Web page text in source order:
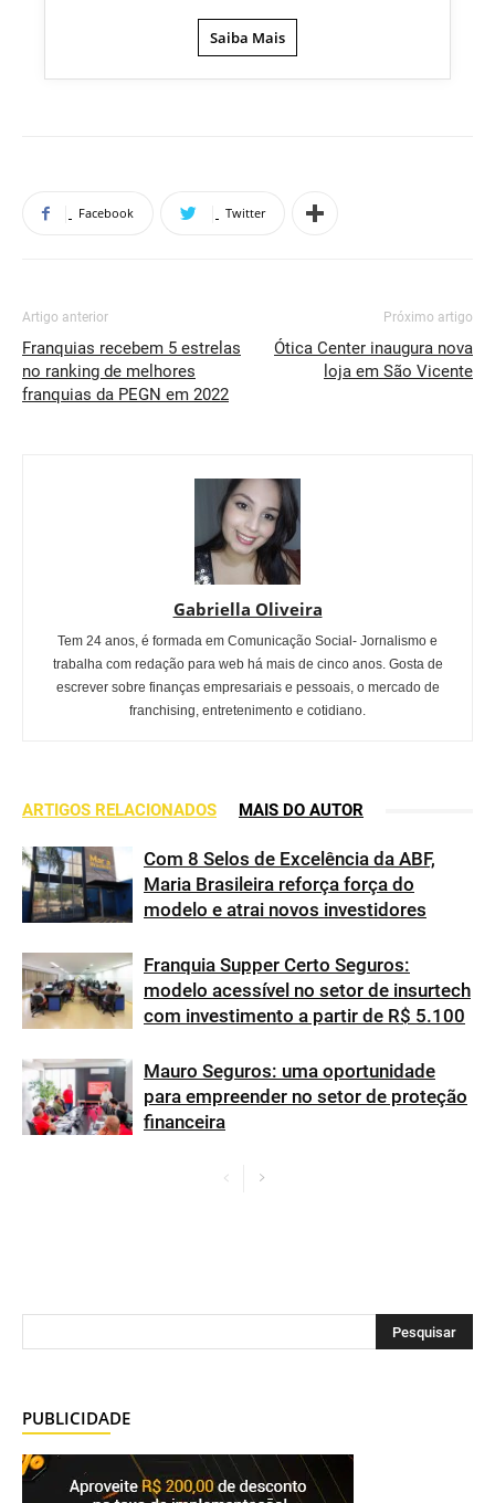
Saiba Mais
Facebook Twitter
Artigo anterior
Franquias recebem 5 estrelas
no ranking de melhores
franquias da PEGN em 2022
Próximo artigo
Ótica Center inaugura nova
loja em São Vicente
Gabriella Oliveira
Tem 24 anos, é formada em Comunicação Social- Jornalismo e
trabalha com redação para web há mais de cinco anos. Gosta de
escrever sobre finanças empresariais e pessoais, o mercado de
franchising, entretenimento e cotidiano.
ARTIGOS RELACIONADOS MAIS DO AUTOR
Com 8 Selos de Excelência da ABF,
Maria Brasileira reforça força do
modelo e atrai novos investidores
Franquia Supper Certo Seguros:
modelo acessível no setor de insurtech
com investimento a partir de R$ 5.100
Mauro Seguros: uma oportunidade
para empreender no setor de proteção
financeira
PUBLICIDADE